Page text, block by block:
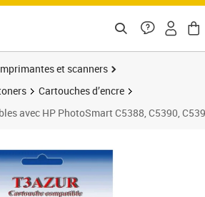
et scanners
Cartouches d’encre
avec HP PhotoSmart C5388, C5390,